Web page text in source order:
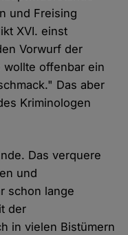
und Freising
XVI. einst
Vorwurf der
wollte offenbar ein
Das aber
Kriminologen
Das verquere
und
schon lange
der
in vielen Bistümern